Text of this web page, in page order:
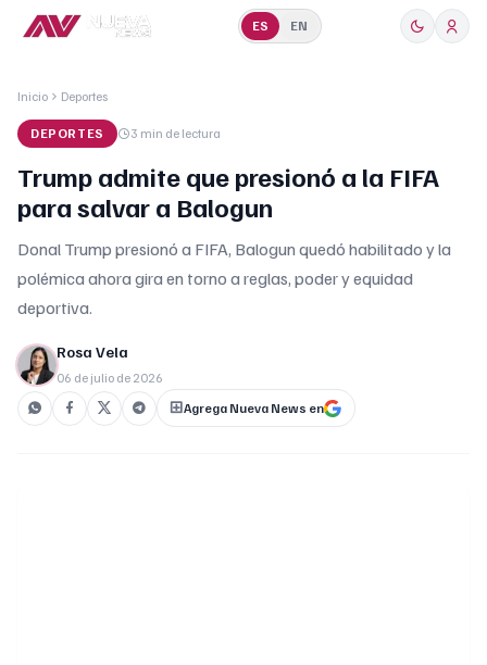
ES EN
Inicio Deportes
DEPORTES 3 min de lectura
Trump admite que presionó a la FIFA
para salvar a Balogun
Donal Trump presionó a FIFA, Balogun quedó habilitado y la
polémica ahora gira en torno a reglas, poder y equidad
deportiva.
Rosa Vela
06 de julio de 2026
Agrega Nueva News en